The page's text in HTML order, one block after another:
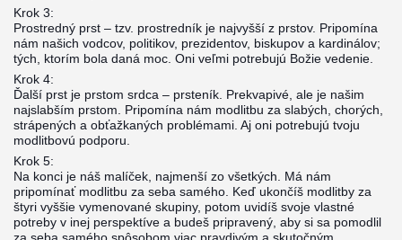
Krok 3:
Prostredný prst – tzv. prostredník je najvyšší z prstov. Pripomína
nám našich vodcov, politikov, prezidentov, biskupov a kardinálov;
tých, ktorím bola daná moc. Oni veľmi potrebujú Božie vedenie.
Krok 4:
Ďalší prst je prstom srdca – prsteník. Prekvapivé, ale je našim
najslabším prstom. Pripomína nám modlitbu za slabých, chorých,
strápených a obťažkaných problémami. Aj oni potrebujú tvoju
modlitbovú podporu.
Krok 5:
Na konci je náš malíček, najmenší zo všetkých. Má nám
pripomínať modlitbu za seba samého. Keď ukončíš modlitby za
štyri vyššie vymenované skupiny, potom uvidíš svoje vlastné
potreby v inej perspektíve a budeš pripravený, aby si sa pomodlil
za seba samého spôsobom viac pravdivým a skutočným